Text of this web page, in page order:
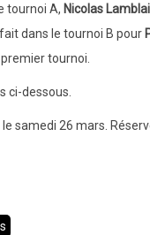
tournoi A, Nicolas
dans le tournoi B pour
tournoi.
ci-dessous.
samedi 26 mars.